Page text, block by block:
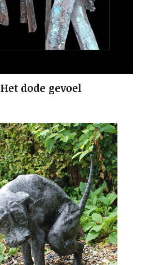
Het dode gevoel